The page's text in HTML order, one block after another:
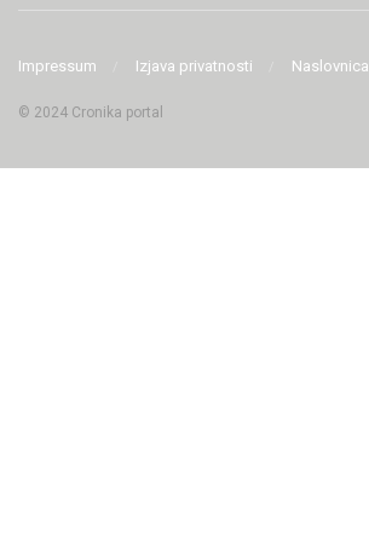
Impressum Izjava privatnosti Naslovnica
© 2024 Cronika portal